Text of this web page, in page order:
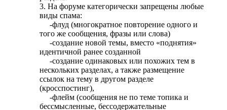
3. На форуме категорически запрещены любые
виды спама:
-флуд (многократное повторение одного и
того же сообщения, фразы или слова)
-создание новой темы, вместо «поднятия»
идентичной ранее созданной
-создание одинаковых или похожих тем в
нескольких разделах, а также размещение
ссылок на тему в другом разделе
(кросспостинг),
-флейм (сообщения не по теме топика и
бессмысленные, бессодержательные